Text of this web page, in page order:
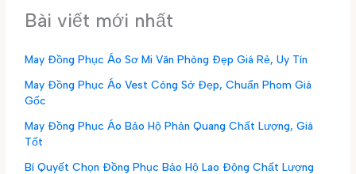
Bài viết mới nhất
May Đồng Phục Áo Sơ Mi Văn Phòng Đẹp Giá Rẻ, Uy Tín
May Đồng Phục Áo Vest Công Sở Đẹp, Chuẩn Phom Giá
Gốc
May Đồng Phục Áo Bảo Hộ Phản Quang Chất Lượng, Giá
Tốt
Bí Quyết Chọn Đồng Phục Bảo Hộ Lao Động Chất Lượng